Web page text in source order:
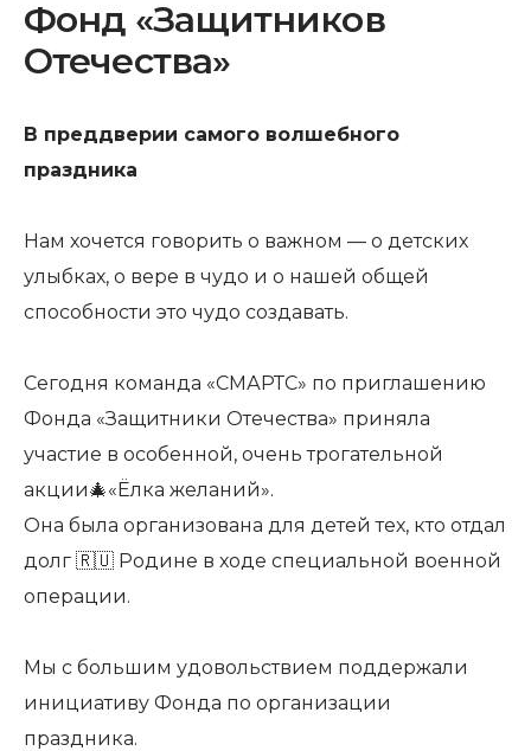
Фонд «Защитников
Отечества»
В преддверии самого волшебного
праздника
Нам хочется говорить о важном — о детских
улыбках, о вере в чудо и о нашей общей
способности это чудо создавать.
Сегодня команда «СМАРТС» по приглашению
Фонда «Защитники Отечества» приняла
участие в особенной, очень трогательной
акции🎄«Ёлка желаний».
Она была организована для детей тех, кто отдал
долг 🇷🇺 Родине в ходе специальной военной
операции.
Мы с большим удовольствием поддержали
инициативу Фонда по организации
праздника.